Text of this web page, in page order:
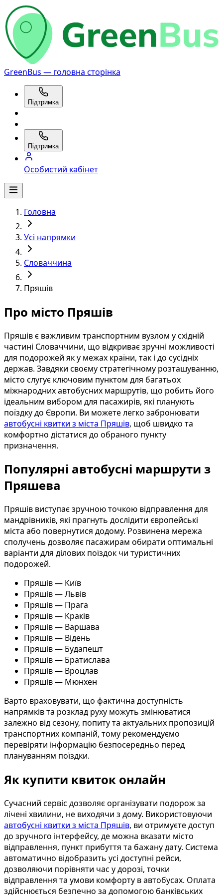
GreenBus — головна сторінка
Підтримка
Підтримка
Особистий кабінет
Головна
Усі напрямки
Словаччина
Пряшів
Про місто Пряшів
Пряшів є важливим транспортним вузлом у східній
частині Словаччини, що відкриває зручні можливості
для подорожей як у межах країни, так і до сусідніх
держав. Завдяки своєму стратегічному розташуванню,
місто слугує ключовим пунктом для багатьох
міжнародних автобусних маршрутів, що робить його
ідеальним вибором для пасажирів, які планують
поїздку до Європи. Ви можете легко забронювати
автобусні квитки з міста Пряшів, щоб швидко та
комфортно дістатися до обраного пункту
призначення.
Популярні автобусні маршрути з
Пряшева
Пряшів виступає зручною точкою відправлення для
мандрівників, які прагнуть дослідити європейські
міста або повернутися додому. Розвинена мережа
сполучень дозволяє пасажирам обирати оптимальні
варіанти для ділових поїздок чи туристичних
подорожей.
Пряшів — Київ
Пряшів — Львів
Пряшів — Прага
Пряшів — Краків
Пряшів — Варшава
Пряшів — Відень
Пряшів — Будапешт
Пряшів — Братислава
Пряшів — Вроцлав
Пряшів — Мюнхен
Варто враховувати, що фактична доступність
напрямків та розклад руху можуть змінюватися
залежно від сезону, попиту та актуальних пропозицій
транспортних компаній, тому рекомендуємо
перевіряти інформацію безпосередньо перед
плануванням поїздки.
Як купити квиток онлайн
Сучасний сервіс дозволяє організувати подорож за
лічені хвилини, не виходячи з дому. Використовуючи
автобусні квитки з міста Пряшів, ви отримуєте доступ
до зручного інтерфейсу, де можна вказати місто
відправлення, пункт прибуття та бажану дату. Система
автоматично відобразить усі доступні рейси,
дозволяючи порівняти час у дорозі, точки
відправлення та умови комфорту в автобусах. Оплата
здійснюється безпечно за допомогою банківських